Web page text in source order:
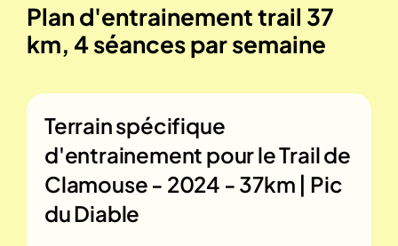
Plan d'entrainement trail 37
km, 4 séances par semaine
Terrain spécifique
d'entrainement pour leTrail de
Clamouse - 2024 - 37km | Pic
du Diable